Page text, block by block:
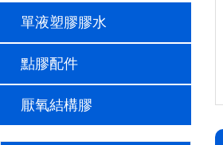
單液塑膠膠水
點膠配件
厭氧結構膠